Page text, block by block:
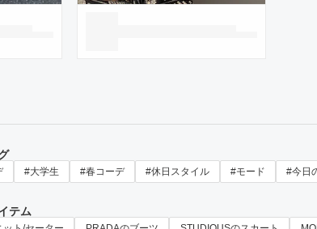
#大学生 #春コーデ #休日スタイル #モード #今日
テム